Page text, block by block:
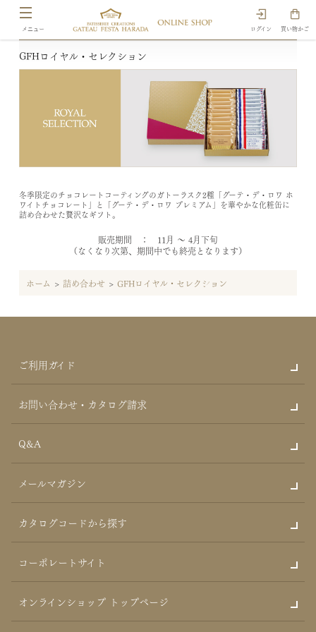
ログイン 買い物かご
GFHロイヤル・セレクション
冬季限定のチョコレートコーティングのガトーラスク2種「グーテ・デ・ロワ ホ
ワイトチョコレート」と「グーテ・デ・ロワ プレミアム」を華やかな化粧缶に
詰め合わせた贅沢なギフト。
販売期間 ： 11月 ～ 4月下旬
（なくなり次第、期間中でも終売となります）
ホーム > 詰め合わせ > GFHロイヤル・セレクション
ご利用ガイド
お問い合わせ・カタログ請求
Q&A
メールマガジン
カタログコードから探す
コーポレートサイト
オンラインショップ トップページ